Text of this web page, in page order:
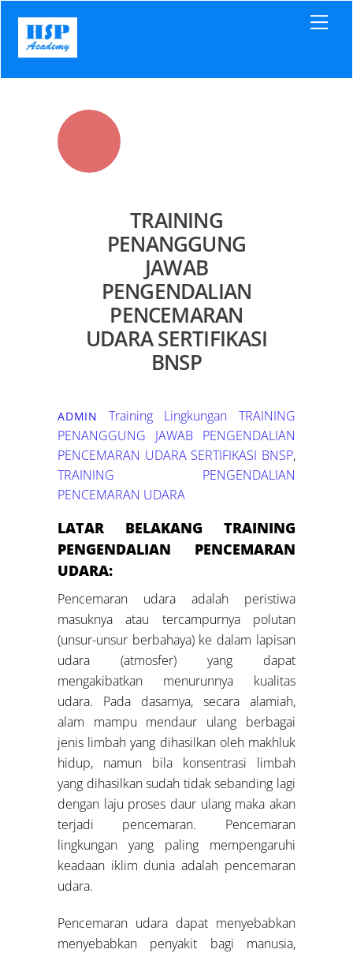
content
TRAINING
PENANGGUNG
JAWAB
PENGENDALIAN
PENCEMARAN
UDARA SERTIFIKASI
BNSP
ADMIN Training Lingkungan
TRAINING
PENANGGUNG JAWAB PENGENDALIAN
PENCEMARAN UDARA SERTIFIKASI BNSP,
TRAINING PENGENDALIAN
PENCEMARAN UDARA
LATAR BELAKANG TRAINING
PENGENDALIAN PENCEMARAN
UDARA:
Pencemaran udara adalah peristiwa
masuknya atau tercampurnya polutan
(unsur-unsur berbahaya) ke dalam lapisan
udara (atmosfer) yang dapat
mengakibatkan menurunnya kualitas
udara. Pada dasarnya, secara alamiah,
alam mampu mendaur ulang berbagai
jenis limbah yang dihasilkan oleh makhluk
hidup, namun bila konsentrasi limbah
yang dihasilkan sudah tidak sebanding lagi
dengan laju proses daur ulang maka akan
terjadi pencemaran. Pencemaran
lingkungan yang paling mempengaruhi
keadaan iklim dunia adalah pencemaran
udara.
Pencemaran udara dapat menyebabkan
menyebabkan penyakit bagi manusia,